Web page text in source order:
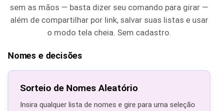
sem as mãos — basta dizer seu comando para girar —
além de compartilhar por link, salvar suas listas e usar
o modo tela cheia. Sem cadastro.
Nomes e decisões
Sorteio de Nomes Aleatório
Insira qualquer lista de nomes e gire para uma seleção